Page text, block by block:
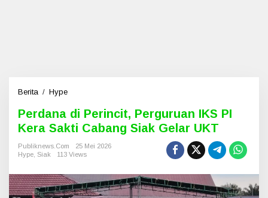
Berita / Hype
d
n
i
P
Perdana di Perincit, Perguruan IKS PI
Kera Sakti Cabang Siak Gelar UKT
Publiknews.com
25 Mei 2026
Hype Siak 113 Views